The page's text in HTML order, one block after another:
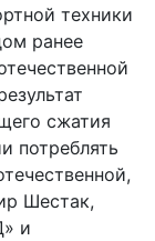
техники
ранее
сжатия
потреблять
Шестак,
и